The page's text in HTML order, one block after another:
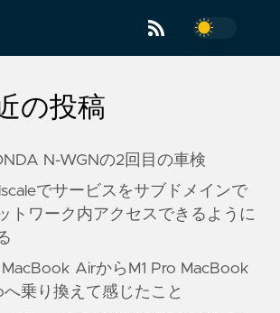
の投稿
N-WGNの2回目の車検
でサービスをサブドメインで
トワーク内アクセスできるように
MacBook AirからM1 Pro MacBook
へ乗り換えて感じたこと